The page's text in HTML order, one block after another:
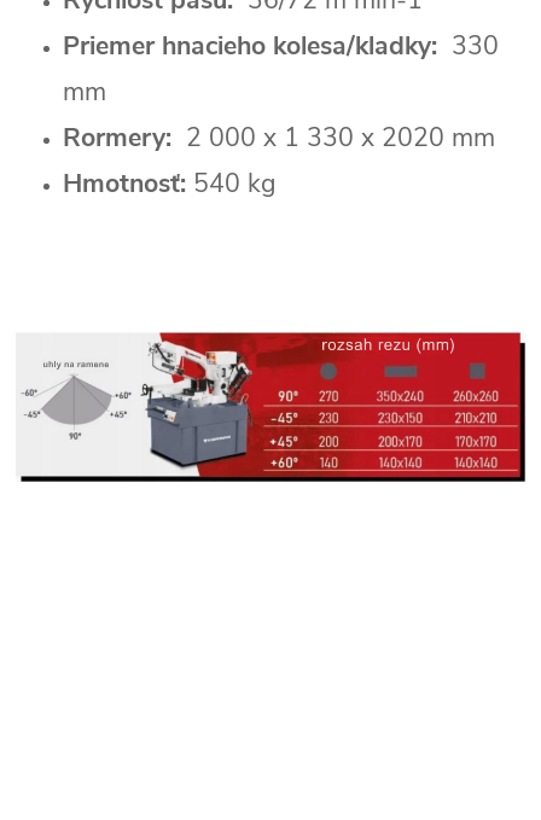
Priemer hnacieho kolesa/kladky: 330
mm
Rormery: 2 000 x 1 330 x 2020 mm
Hmotnosť: 540 kg